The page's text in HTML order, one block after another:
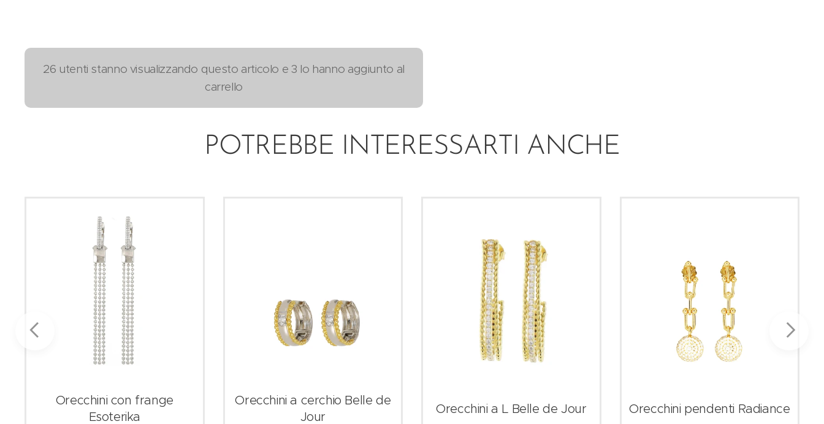
26 utenti stanno visualizzando questo articolo e 3 lo hanno aggiunto al
carrello
POTREBBE INTERESSARTI ANCHE
Orecchini con frange
Esoterika
Orecchini a cerchio Belle de
Jour
Orecchini a L Belle de Jour Orecchini pendenti Radiance